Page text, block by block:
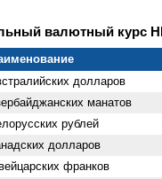
валютный курс
долларов
манатов
рублей
долларов
франков